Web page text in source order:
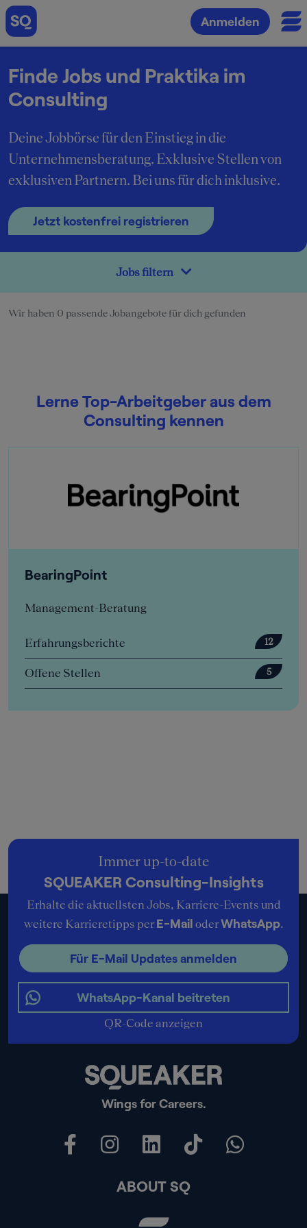
Anmelden
Finde Jobs und Praktika im
Consulting
Deine Jobbörse für den Einstieg in die
Unternehmensberatung. Exklusive Stellen von
exklusiven Partnern. Bei uns für dich inklusive.
Jetzt kostenfrei registrieren
Jobs filtern
Wir haben 0 passende Jobangebote für dich gefunden
Lerne Top-Arbeitgeber aus dem
Consulting kennen
BearingPoint
Management-Beratung
Erfahrungsberichte 12
Offene Stellen 5
Wings for Careers.
Immer up-to-date
SQUEAKER Consulting-Insights
Erhalte die aktuellsten Jobs, Karriere-Events und
weitere Karrieretipps per E-Mail oderWhatsApp.
Für E-Mail Updates anmelden
WhatsApp-Kanal beitreten
QR-Code anzeigen
ABOUT SQ